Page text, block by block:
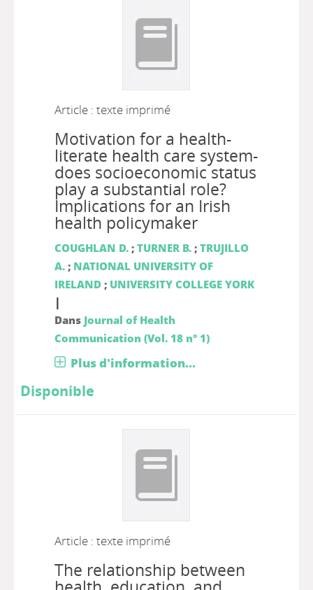
Article : texte imprimé
Motivation for a health-
literate health care system-
does socioeconomic status
play a substantial role?
Implications for an Irish
health policymaker
COUGHLAN D.; TURNER B.; TRUJILLO
A.; NATIONAL UNIVERSITY OF
IRELAND; UNIVERSITY COLLEGE YORK
|
Dans Journal of Health
Communication (Vol. 18 n° 1)
Plus d'information...
Disponible
Article : texte imprimé
The relationship between